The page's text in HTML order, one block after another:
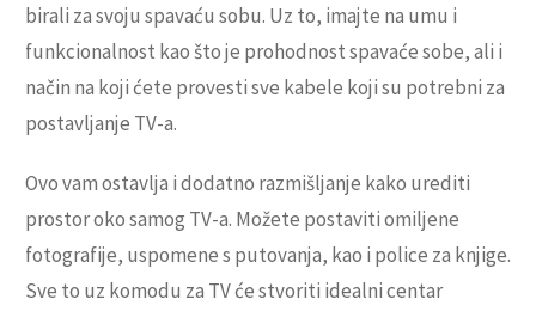
birali za svoju spavaću sobu. Uz to, imajte na umu i
funkcionalnost kao što je prohodnost spavaće sobe, ali i
način na koji ćete provesti sve kabele koji su potrebni za
postavljanje TV-a.
Ovo vam ostavlja i dodatno razmišljanje kako urediti
prostor oko samog TV-a. Možete postaviti omiljene
fotografije, uspomene s putovanja, kao i police za knjige.
Sve to uz komodu za TV će stvoriti idealni centar